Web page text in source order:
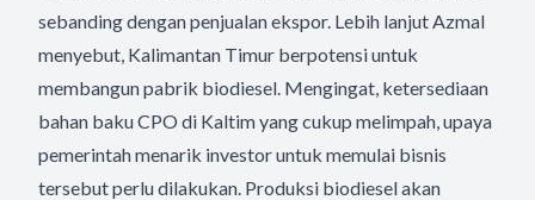
sebanding dengan penjualan ekspor. Lebih lanjut Azmal
menyebut, Kalimantan Timur berpotensi untuk
membangun pabrik biodiesel. Mengingat, ketersediaan
bahan baku CPO di Kaltim yang cukup melimpah, upaya
pemerintah menarik investor untuk memulai bisnis
tersebut perlu dilakukan. Produksi biodiesel akan